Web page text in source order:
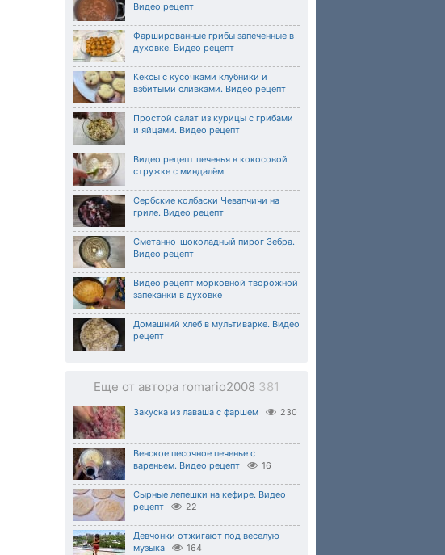
Видео рецепт
Фаршированные грибы запеченные в
духовке. Видео рецепт
Кексы с кусочками клубники и
взбитыми сливками. Видео рецепт
Простой салат из курицы с грибами
и яйцами. Видео рецепт
Видео рецепт печенья в кокосовой
стружке с миндалём
Сербские колбаски Чевапчичи на
гриле. Видео рецепт
Сметанно-шоколадный пирог Зебра.
Видео рецепт
Видео рецепт морковной творожной
запеканки в духовке
Домашний хлеб в мультиварке. Видео
рецепт
Еще от автора romario2008 381
Закуска из лаваша с фаршем 230
Венское песочное печенье с
вареньем. Видео рецепт
16
Сырные лепешки на кефире. Видео
рецепт
22
Девчонки отжигают под веселую
музыка
164